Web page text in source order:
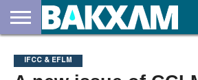
НАС
ВНЕСКИ
ДОКУМЕНТИ
НОВИНИ
КОНТАКТИ
IFCC & EFLM